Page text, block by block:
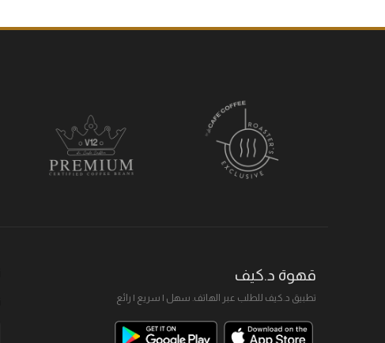
قهوة د.كيف
تطبيق د.كيف للطلب عبر الهاتف. سهل I سريع I رائع